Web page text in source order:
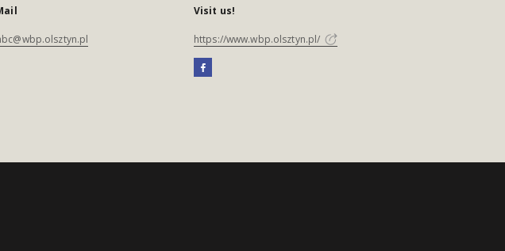
Visit us!
https://www.wbp.olsztyn.pl/